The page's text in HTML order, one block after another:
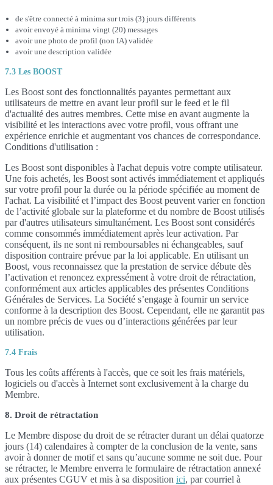
de s'être connecté à minima sur trois (3) jours différents
avoir envoyé à minima vingt (20) messages
avoir une photo de profil (non IA) validée
avoir une description validée
7.3 Les BOOST
Les Boost sont des fonctionnalités payantes permettant aux
utilisateurs de mettre en avant leur profil sur le feed et le fil
d'actualité des autres membres. Cette mise en avant augmente la
visibilité et les interactions avec votre profil, vous offrant une
expérience enrichie et augmentant vos chances de correspondance.
Conditions d'utilisation :
Les Boost sont disponibles à l'achat depuis votre compte utilisateur.
Une fois achetés, les Boost sont activés immédiatement et appliqués
sur votre profil pour la durée ou la période spécifiée au moment de
l'achat. La visibilité et l’impact des Boost peuvent varier en fonction
de l’activité globale sur la plateforme et du nombre de Boost utilisés
par d'autres utilisateurs simultanément. Les Boost sont considérés
comme consommés immédiatement après leur activation. Par
conséquent, ils ne sont ni remboursables ni échangeables, sauf
disposition contraire prévue par la loi applicable. En utilisant un
Boost, vous reconnaissez que la prestation de service débute dès
l’activation et renoncez expressément à votre droit de rétractation,
conformément aux articles applicables des présentes Conditions
Générales de Services. La Société s’engage à fournir un service
conforme à la description des Boost. Cependant, elle ne garantit pas
un nombre précis de vues ou d’interactions générées par leur
utilisation.
7.4 Frais
Tous les coûts afférents à l'accès, que ce soit les frais matériels,
logiciels ou d'accès à Internet sont exclusivement à la charge du
Membre.
8. Droit de rétractation
Le Membre dispose du droit de se rétracter durant un délai quatorze
jours (14) calendaires à compter de la conclusion de la vente, sans
avoir à donner de motif et sans qu’aucune somme ne soit due. Pour
se rétracter, le Membre enverra le formulaire de rétractation annexé
aux présentes CGUV et mis à sa disposition ici, par courriel à